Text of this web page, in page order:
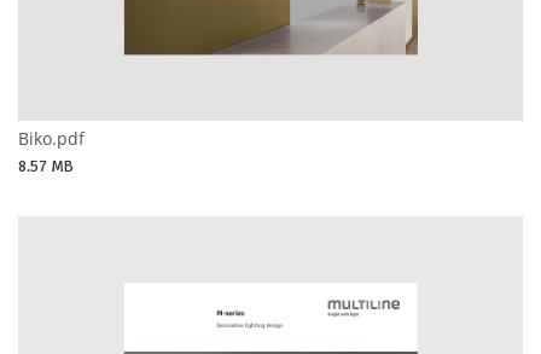
Biko.pdf
8.57 MB